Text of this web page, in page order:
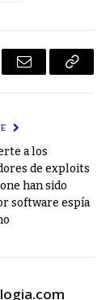
Email
Copy
a los
de exploits
han sido
software espía